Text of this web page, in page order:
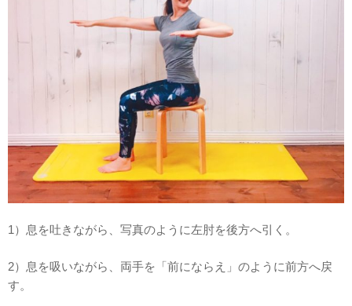
1）息を吐きながら、写真のように左肘を後方へ引く。
2）息を吸いながら、両手を「前にならえ」のように前方へ戻
す。